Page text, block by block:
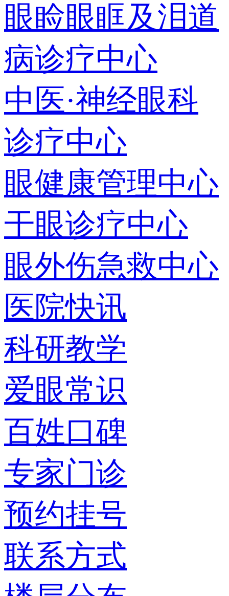
眼睑眼眶及泪道
病诊疗中心
中医·神经眼科
诊疗中心
眼健康管理中心
干眼诊疗中心
眼外伤急救中心
医院快讯
科研教学
爱眼常识
百姓口碑
专家门诊
预约挂号
联系方式